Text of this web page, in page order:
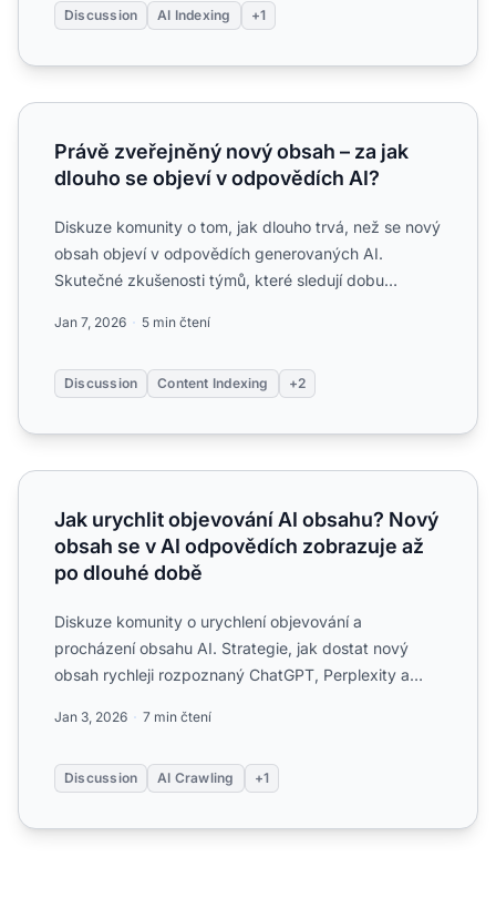
Discussion AI Indexing +1
Právě zveřejněný nový obsah – za jak dlouho se objeví v
Právě zveřejněný nový obsah – za jak
dlouho se objeví v odpovědích AI?
Diskuze komunity o tom, jak dlouho trvá, než se nový
obsah objeví v odpovědích generovaných AI.
Skutečné zkušenosti týmů, které sledují dobu
Jan 7, 2026 5 min čtení
Discussion Content Indexing +2
Jak urychlit objevování AI obsahu? Nový obsah se v AI
Jak urychlit objevování AI obsahu? Nový
obsah se v AI odpovědích zobrazuje až
po dlouhé době
Diskuze komunity o urychlení objevování a
procházení obsahu AI. Strategie, jak dostat nový
obsah rychleji rozpoznaný ChatGPT, Perplexity a
Jan 3, 2026 7 min čtení
Discussion AI Crawling +1